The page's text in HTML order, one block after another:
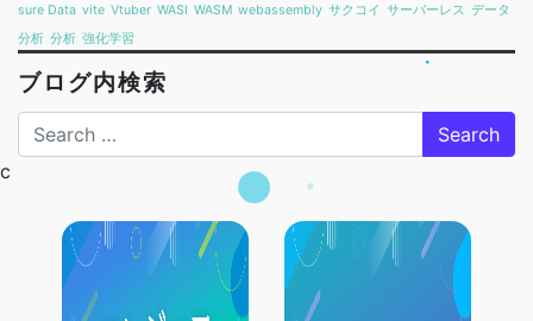
sure Data vite Vtuber WASI WASM webassembly サクコイ サーバーレス データ
分析 分析 強化学習
ブログ内検索
Search
c